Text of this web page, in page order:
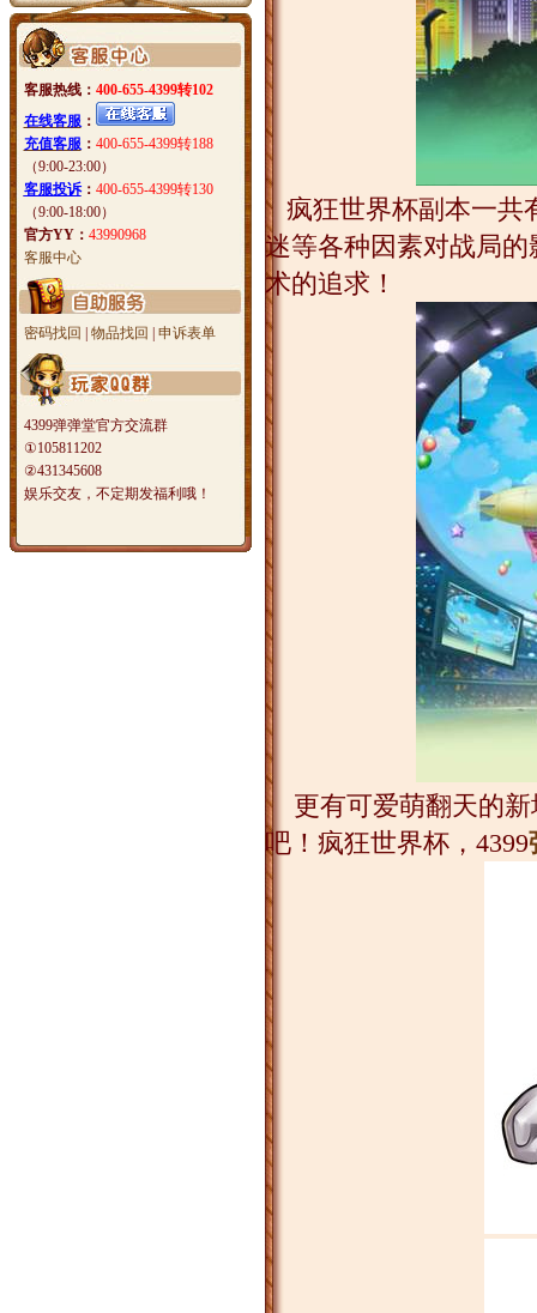
客服热线： 400-655-4399转102
在线客服：
充值客服： 400-655-4399转188
（9:00-23:00）
客服投诉： 400-655-4399转130
（9:00-18:00）
官方YY： 43990968
客服中心
密码找回 物品找回 申诉表单
4399弹弹堂官方交流群
①105811202
②431345608
娱乐交友，不定期发福利哦！
疯狂世界杯副本一共
迷等各种因素对战局
术的追求！
更有可爱萌翻天的新
吧！疯狂世界杯，4399